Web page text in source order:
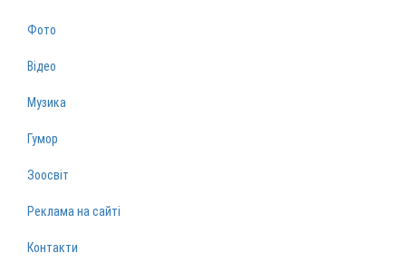
Фото
Відео
Музика
Гумор
Зоосвіт
Реклама на сайті
Контакти